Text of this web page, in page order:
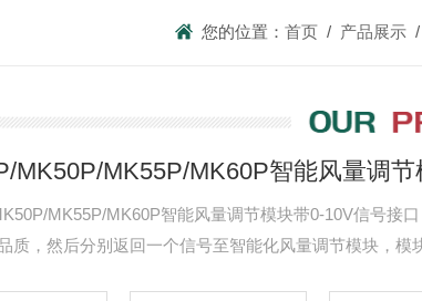
您的位置： 首页 / 产品展示 /
MK50P/MK55P/MK60P智能风量调节
MK55P/MK60P智能风量调节模块带0-10V信号接
质，然后分别返回一个信号至智能化风量调节模块，模